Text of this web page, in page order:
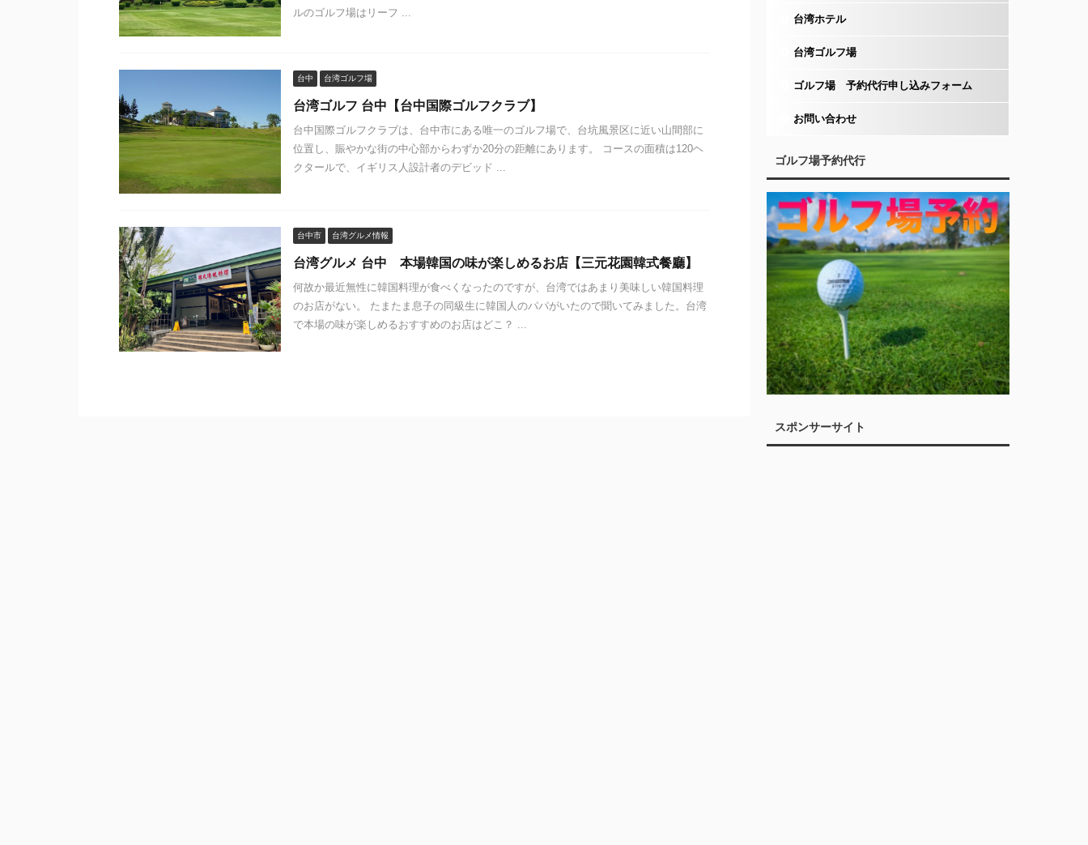
ルのゴルフ場はリーフ ...
台中 台湾ゴルフ場
台湾ゴルフ 台中【台中国際ゴルフクラブ】
台中国際ゴルフクラブは、台中市にある唯一のゴルフ場で、台坑風景区に近い山間部に
位置し、賑やかな街の中心部からわずか20分の距離にあります。 コースの面積は120ヘ
クタールで、イギリス人設計者のデビッド ...
台中市 台湾グルメ情報
台湾グルメ 台中 本場韓国の味が楽しめるお店【三元花園韓式餐廳】
何故か最近無性に韓国料理が食べくなったのですが、台湾ではあまり美味しい韓国料理
のお店がない。 たまたま息子の同級生に韓国人のパパがいたので聞いてみました。台湾
で本場の味が楽しめるおすすめのお店はどこ？ ...
台湾ホテル
台湾ゴルフ場
ゴルフ場 予約代行申し込みフォーム
お問い合わせ
ゴルフ場予約代行
スポンサーサイト